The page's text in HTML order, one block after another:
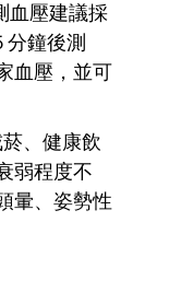
血壓建議採
鐘後測
血壓，並可
、健康飲
弱程度不
暈、姿勢性